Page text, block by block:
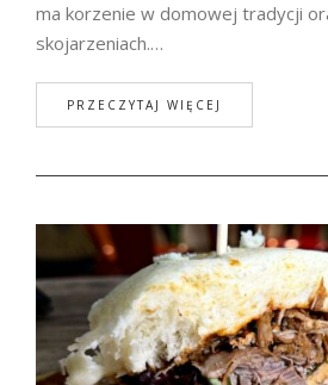
ma korzenie w domowej tradycji
skojarzeniach.…
PRZECZYTAJ WIĘCEJ